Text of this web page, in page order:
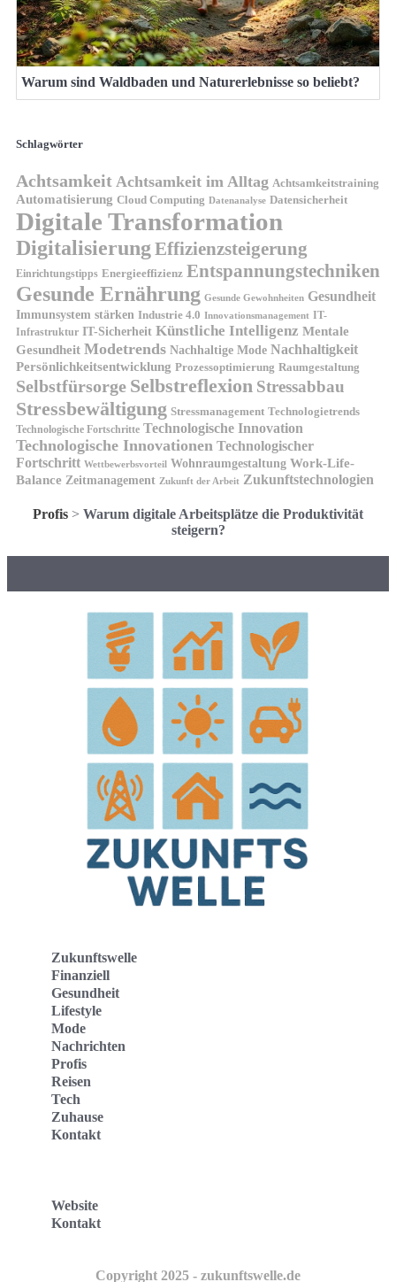
Warum sind Waldbaden und Naturerlebnisse so beliebt?
Schlagwörter
Achtsamkeit Achtsamkeit im Alltag Achtsamkeitstraining
Automatisierung Cloud Computing Datenanalyse Datensicherheit
Digitale Transformation
Digitalisierung Effizienzsteigerung
Einrichtungstipps Energieeffizienz Entspannungstechniken
Gesunde Ernährung Gesunde Gewohnheiten Gesundheit
Immunsystem stärken Industrie 4.0 Innovationsmanagement IT-
Infrastruktur IT-Sicherheit Künstliche Intelligenz Mentale
Gesundheit Modetrends Nachhaltige Mode Nachhaltigkeit
Persönlichkeitsentwicklung Prozessoptimierung Raumgestaltung
Selbstfürsorge Selbstreflexion Stressabbau
Stressbewältigung Stressmanagement Technologietrends
Technologische Fortschritte Technologische Innovation
Technologische Innovationen Technologischer
Fortschritt Wettbewerbsvorteil Wohnraumgestaltung Work-Life-
Balance Zeitmanagement Zukunft der Arbeit Zukunftstechnologien
Profis > Warum digitale Arbeitsplätze die Produktivität
steigern?
Zukunftswelle
Finanziell
Gesundheit
Lifestyle
Mode
Nachrichten
Profis
Reisen
Tech
Zuhause
Kontakt
Website
Kontakt
Copyright 2025 - zukunftswelle.de